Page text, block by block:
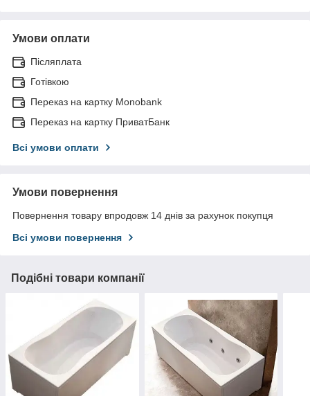
Умови оплати
Післяплата
Готівкою
Переказ на картку Monobank
Переказ на картку ПриватБанк
Всі умови оплати
Умови повернення
Повернення товару впродовж 14 днів за рахунок покупця
Всі умови повернення
Подібні товари компанії